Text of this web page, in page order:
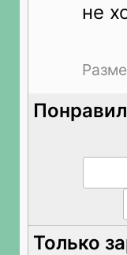
не
Только